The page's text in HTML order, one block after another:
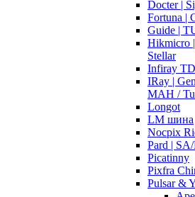
Docter |
Fortuna |
Guide |
Hikmicro
Stellar
Infiray
IRay |
MAH /
Longot
LM шина
Nocpix
Pard |
Picatinny
Pixfra
Pulsar &